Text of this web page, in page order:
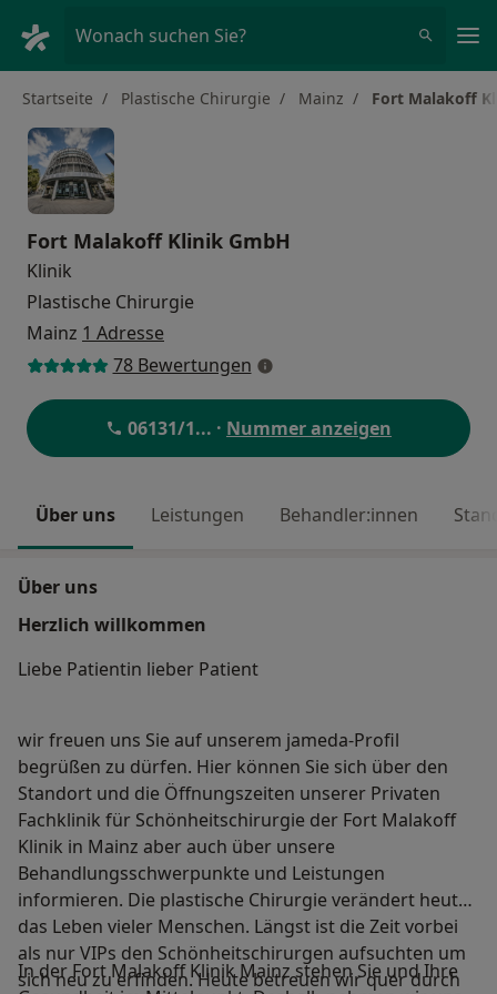
Wonach suchen Sie?
Startseite Plastische Chirurgie Mainz Fort Malakoff
Fort Malakoff Klinik GmbH
Klinik
Plastische Chirurgie
Mainz 1 Adresse
78 Bewertungen
06131/1... · Nummer anzeigen
Über uns Leistungen Behandler:innen
Über uns
Herzlich willkommen
Liebe Patientin lieber Patient
wir freuen uns Sie auf unserem jameda-Profil
begrüßen zu dürfen. Hier können Sie sich über den
Standort und die Öffnungszeiten unserer Privaten
Fachklinik für Schönheitschirurgie der Fort Malakoff
Klinik in Mainz aber auch über unsere
Behandlungsschwerpunkte und Leistungen
informieren. Die plastische Chirurgie verändert heute
das Leben vieler Menschen. Längst ist die Zeit vorbei
als nur VIPs den Schönheitschirurgen aufsuchten um
sich neu zu erfinden. Heute betreuen wir quer durch
In der Fort Malakoff Klinik Mainz stehen Sie und Ihre